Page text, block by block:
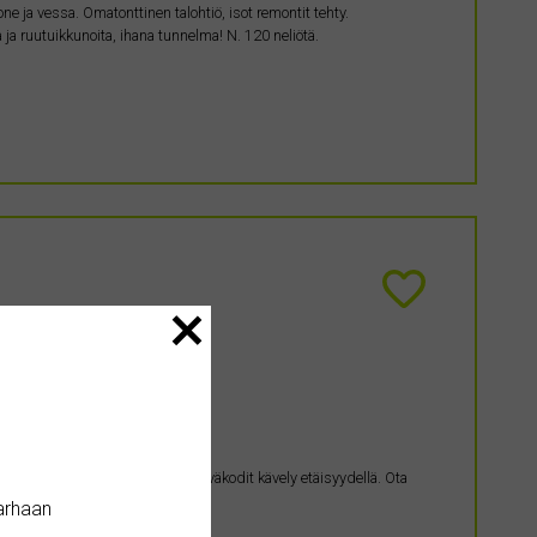
ja vessa. Omatonttinen talohtiö, isot remontit tehty.
ruutuikkunoita, ihana tunnelma! N. 120 neliötä.
suuntaa, sekä koulut ja päiväkodit kävely etäisyydellä. Ota